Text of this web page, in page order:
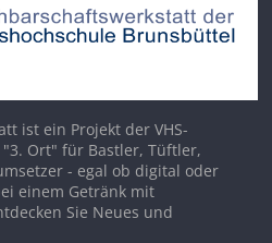
ist ein Projekt der VHS-
Ort" für Bastler, Tüftler,
- egal ob digital oder
einem Getränk mit
Sie Neues und